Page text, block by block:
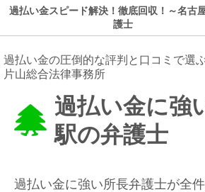
過払い金スピード解決！徹底回収！～名古
護士
過払い金の圧倒的な評判と口コミで選
片山総合法律事務所
過払い金に強
駅の弁護士
過払い金に強い所長弁護士が全